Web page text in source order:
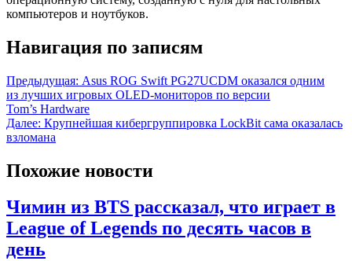
компьютеров и ноутбуков.
Навигация по записям
Предыдущая: Asus ROG Swift PG27UCDM оказался одним
из лучших игровых OLED-мониторов по версии
Tom’s Hardware
Далее: Крупнейшая кибергруппировка LockBit сама оказалась
взломана
Похожие новости
Чимин из BTS рассказал, что играет в
League of Legends по десять часов в
день